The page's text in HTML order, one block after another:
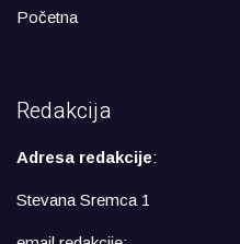
Početna
Redakcija
Adresa redakcije:
Stevana Sremca 1